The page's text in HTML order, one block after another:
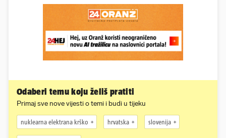
Odaberi temu koju želiš pratiti
Primaj sve nove vijesti o temi i budi u tijeku
nuklearna elektrana krško hrvatska slovenija